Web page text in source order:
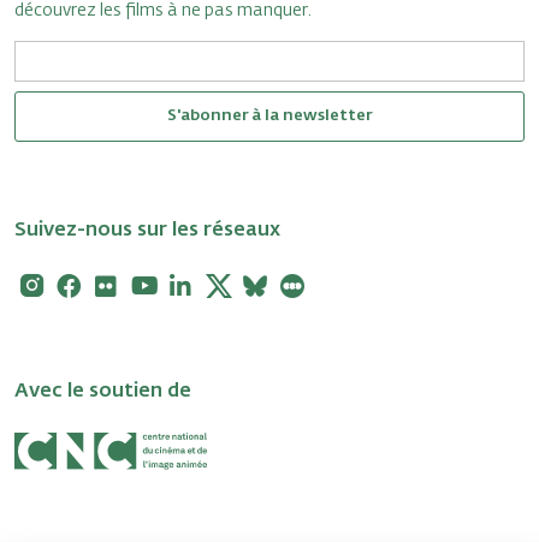
découvrez les films à ne pas manquer.
S'abonner à la newsletter
Suivez-nous sur les réseaux
Instagram
Facebook
FlickrYoutubeLinkedin
X Bluesky
Avec le soutien de